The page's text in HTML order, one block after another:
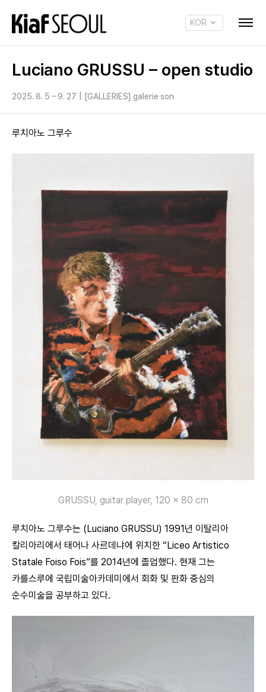
KOR
Luciano GRUSSU – open studio
2025. 8. 5 – 9. 27 [GALLERIES] galerie son
루치아노 그루수
GRUSSU, guitar player, 120 x 80 cm
루치아노 그루수는 (Luciano GRUSSU) 1991년 이탈리아
칼리아리에서 태어나 사르데냐에 위치한 “Liceo Artistico
Statale Foiso Fois”를 2014년에 졸업했다. 현재 그는
카를스루에 국립미술아카데미에서 회화 및 판화 중심의
순수미술을 공부하고 있다.